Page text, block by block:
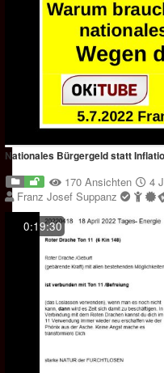
Nationales Bürgergeld statt
170 Ansichten
4
Franz Josef Suppanz
0:19:30